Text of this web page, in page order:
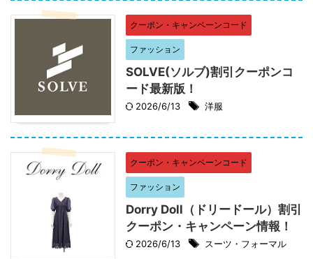
クーポン・キャンペーンコード
ファッション
SOLVE(ソルブ)割引クーポンコ
ード最新版！
2026/6/13 洋服
クーポン・キャンペーンコード
ファッション
Dorry Doll（ドリードール）割引
クーポン・キャンペーン情報！
2026/6/13 スーツ・フォーマル